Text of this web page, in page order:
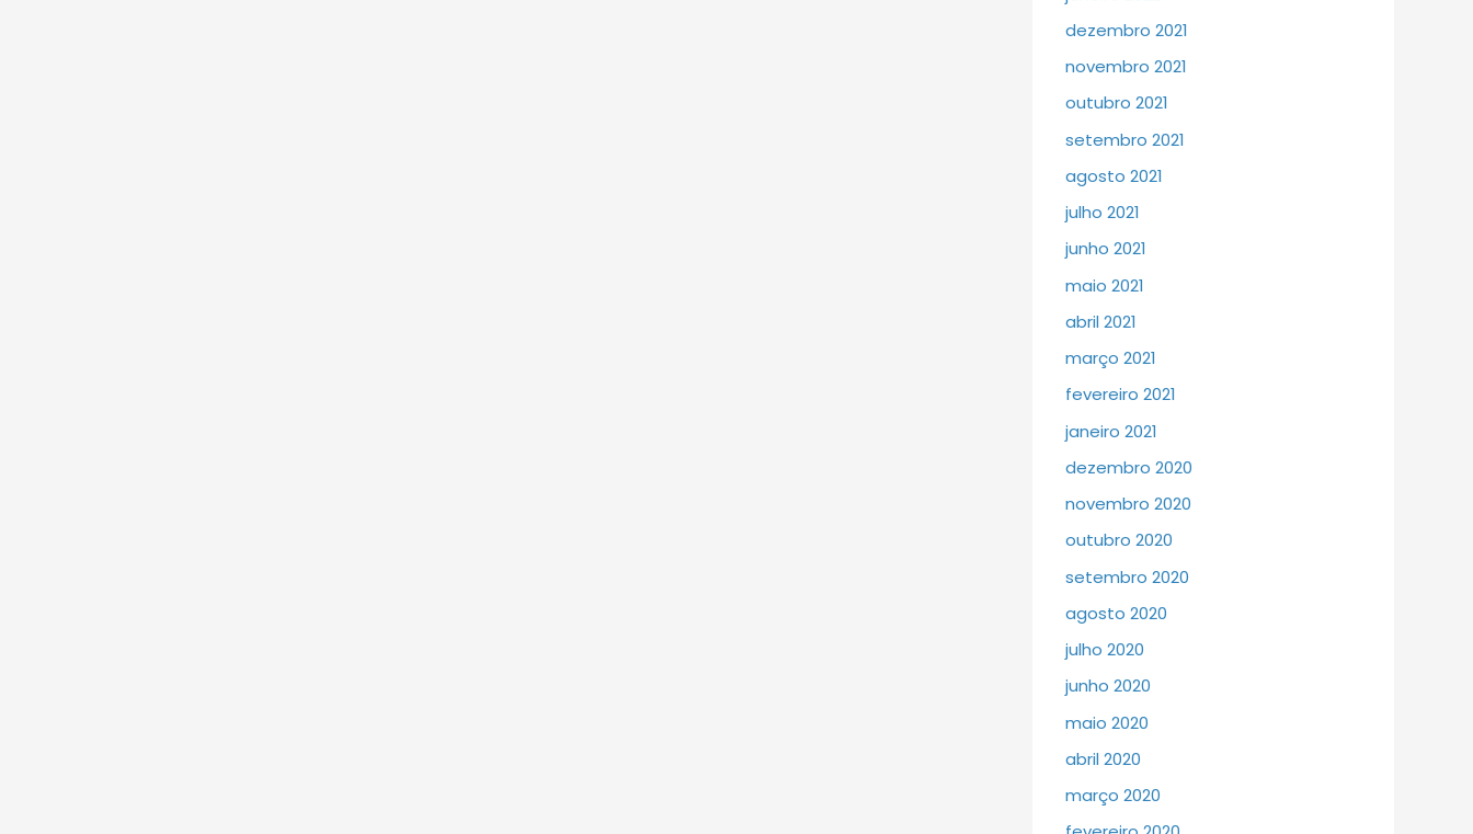
dezembro 2021
novembro 2021
outubro 2021
setembro 2021
agosto 2021
julho 2021
junho 2021
maio 2021
abril 2021
março 2021
fevereiro 2021
janeiro 2021
dezembro 2020
novembro 2020
outubro 2020
setembro 2020
agosto 2020
julho 2020
junho 2020
maio 2020
abril 2020
março 2020